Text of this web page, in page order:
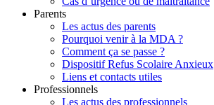
Parents
Les actus des parents
Pourquoi venir à la MDA ?
Comment ça se passe ?
Dispositif Refus Scolaire Anxieux
Liens et contacts utiles
Professionnels
Les actus des professionnels